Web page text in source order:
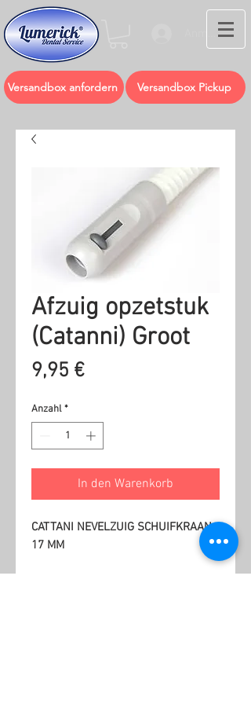
Anmelden
Versandbox anfordern Versandbox Pickup
Afzuig opzetstuk
(Catanni) Groot
9,95 €Preis
Anzahl *
In den Warenkorb
CATTANI NEVELZUIG SCHUIFKRAAN
17 MM